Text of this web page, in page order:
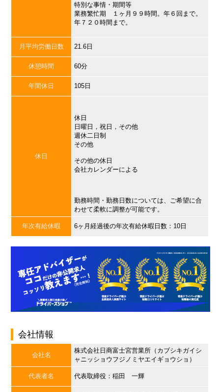
特別な事情・期間等
業務繁忙期 １ヶ月９９時間。年６回まで。
年７２０時間まで。
月平均労働日数 21.6日
休憩時間 60分
年間休日 105日
休日
休日
日曜日，祝日，その他
週休二日制
その他
その他の休日
会社カレンダーによる
勤務時間・勤務日数については、ご希望に合
わせて柔軟に調整が可能です。
年次有給休暇 6ヶ月経過後の年次有給休暇日数：10日
会社情報
会社名
株式会社日商富士宮営業所（カブシキガイシ
ャニッショウフジノミヤエイギョウショ）
代表者名 代表取締役：稲田 一輝